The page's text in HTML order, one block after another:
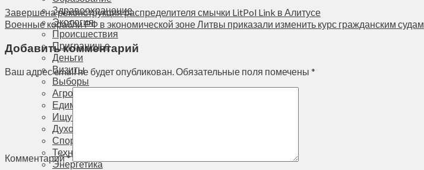
Здравоохранение
Экология
Происшествия
Приграничье
Деньги
Визиты
Выборы
Агроновости
Едим дома
Ищу семью
Духовное пространство
Спорт
Технологии
Энергетика
Завершена реконструкция распределителя смычки LitPol Link в Алитусе
Военные корабли РФ в экономической зоне Литвы приказали изменить курс гражданским судам
Добавить комментарий
Ваш адрес email не будет опубликован.Обязательные поля помечены *
Комментарий*